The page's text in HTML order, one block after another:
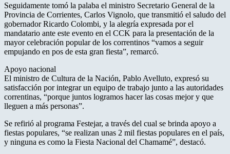
Seguidamente tomó la palaba el ministro Secretario General de la
Provincia de Corrientes, Carlos Vignolo, que transmitió el saludo del
gobernador Ricardo Colombi, y la alegría expresada por el
mandatario ante este evento en el CCK para la presentación de la
mayor celebración popular de los correntinos “vamos a seguir
empujando en pos de esta gran fiesta”, remarcó.
Apoyo nacional
El ministro de Cultura de la Nación, Pablo Avelluto, expresó su
satisfacción por integrar un equipo de trabajo junto a las autoridades
correntinas, “porque juntos logramos hacer las cosas mejor y que
lleguen a más personas”.
Se refirió al programa Festejar, a través del cual se brinda apoyo a
fiestas populares, “se realizan unas 2 mil fiestas populares en el país,
y ninguna es como la Fiesta Nacional del Chamamé”, destacó.